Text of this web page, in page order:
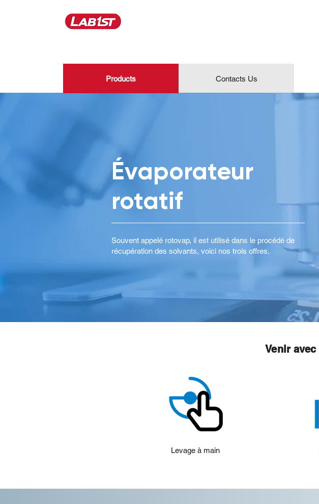
Products Contacts Us
Évaporateur
rotatif
Souvent appelé rotovap, il est utilisé dans le procédé de
récupération des solvants, voici nos trois offres.
Venir
Levage à main